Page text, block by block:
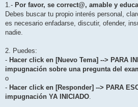
a
j
1.- Por favor, se correct@, amable y
Debes buscar tu propio interés personal,
es necesario enfadarse, discutir, ofender,
nadie.
2. Puedes:
- Hacer click en [Nuevo Tema] --> PARA
impugnación sobre una pregunta del
o
- Hacer click en [Responder] --> PARA
impugnación YA INICIADO